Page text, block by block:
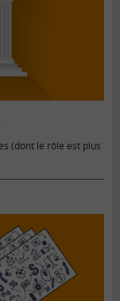
(dont le rôle est plus